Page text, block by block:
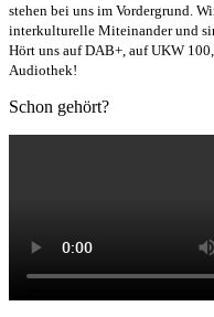
stehen bei uns im Vordergrund.
interkulturelle Miteinander und
Hört uns auf DAB+, auf UKW
Audiothek!
Schon gehört?